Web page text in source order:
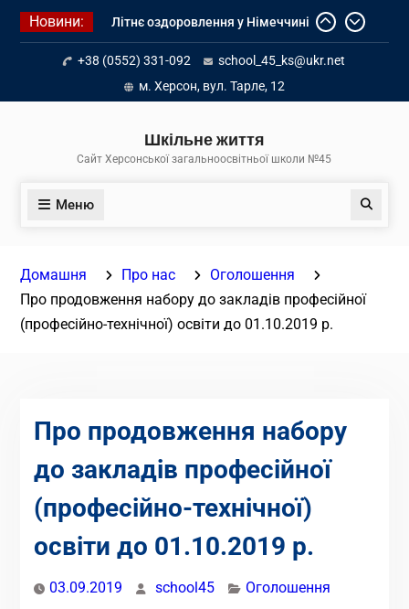
Перейти
Новини:
Літнє оздоровлення у Німеччині
Діалог з бізнесом
Інформація про вступ молоді з
тимчасово окупованих територій
до українських закладів освіти
+38 (0552) 331-092
school_45_ks@ukr.net
м. Херсон, вул. Тарле, 12
Шкільне життя
Сайт Херсонської загальноосвітньої школи №45
Меню Пошук
Домашня Про нас
Оголошення
Про продовження набору до закладів професійної
(професійно-технічної) освіти до 01.10.2019 р.
Про продовження набору
до закладів професійної
(професійно-технічної)
освіти до 01.10.2019 р.
03.09.2019 school45 Оголошення